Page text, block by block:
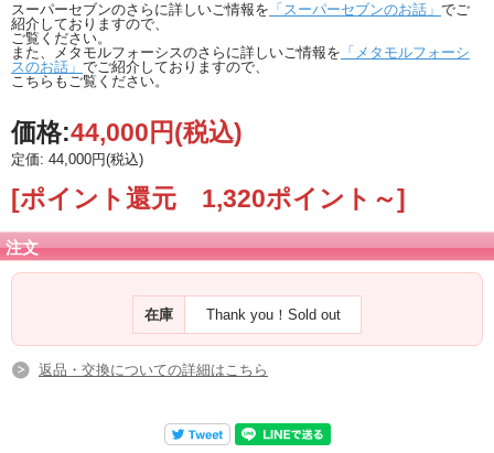
スーパーセブンのさらに詳しいご情報を 「スーパーセブンのお話」 でご
紹介しておりますので、
ご覧ください。
また、メタモルフォーシスのさらに詳しいご情報を 「メタモルフォーシ
スのお話」 でご紹介しておりますので、
こちらもご覧ください。
価格:44,000円(税込)
定価: 44,000円(税込)
[ポイント還元 1,320ポイント～]
注文
在庫 Thank you！Sold out
返品・交換についての詳細はこちら